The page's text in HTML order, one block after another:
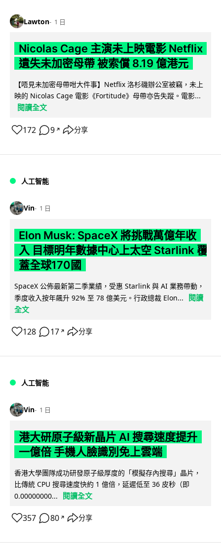
Lawton 1 日
Nicolas Cage 主演未上映電影 Netflix
遺失未加密母帶 被索償 8.19 億港元
【唔見未加密母帶咁大件事】Netflix 洛杉磯辦公室被竊，未上
映的 Nicolas Cage 電影《Fortitude》母帶亦告失蹤。電影...
閱讀全文
172 9 ↗ 分享
人工智能
Vin 1 日
Elon Musk: SpaceX 將挑戰萬億年收
入 目標明年數據中心上太空 Starlink 覆
蓋全球170國
SpaceX 公佈最新第二季業績，受惠 Starlink 與 AI 業務帶動，
季度收入按年飆升 92% 至 78 億美元。行政總裁 Elon...
閱讀
全文
128 17 ↗ 分享
人工智能
Vin 1 日
港大研原子級新晶片 AI 搜尋速度提升
一億倍 手機人臉識別免上雲端
香港大學團隊成功研發原子級厚度的「模擬存內搜尋」晶片，
比傳統 CPU 搜尋速度快約 1 億倍，延遲低至 36 皮秒（即
0.00000000...
閱讀全文
357 80 ↗ 分享